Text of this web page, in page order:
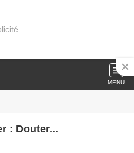
MENU
: Douter...